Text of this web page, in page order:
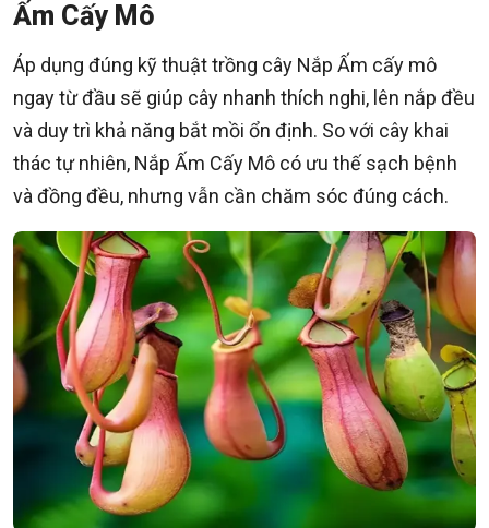
Ấm Cấy Mô
Áp dụng đúng kỹ thuật trồng cây Nắp Ấm cấy mô
ngay từ đầu sẽ giúp cây nhanh thích nghi, lên nắp đều
và duy trì khả năng bắt mồi ổn định. So với cây khai
thác tự nhiên, Nắp Ấm Cấy Mô có ưu thế sạch bệnh
và đồng đều, nhưng vẫn cần chăm sóc đúng cách.